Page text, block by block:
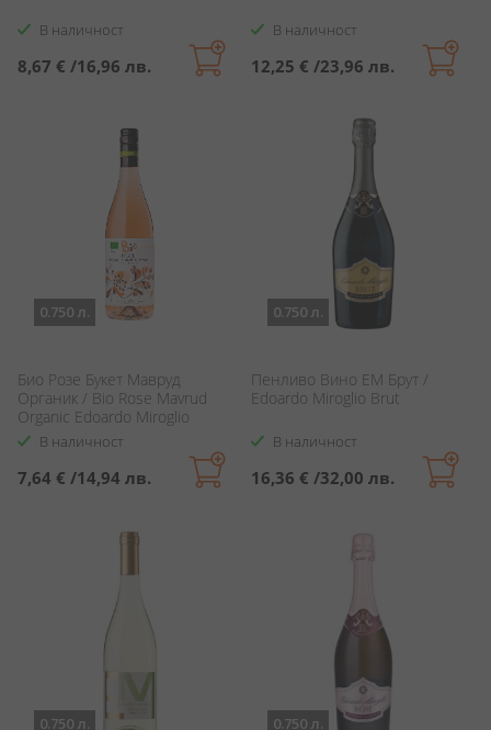
В наличност
8,67 € /16,96 лв.
В наличност
12,25 € /23,96 лв.
0.750 л.
Био Розе Букет Мавруд
Органик / Bio Rose Mavrud
Organic Edoardo Miroglio
В наличност
7,64 € /14,94 лв.
0.750 л.
Пенливо Вино ЕМ Брут /
Edoardo Miroglio Brut
В наличност
16,36 € /32,00 лв.
0.750 л. 0.750 л.